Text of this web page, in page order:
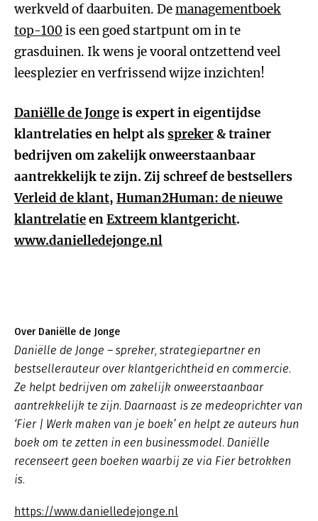
werkveld of daarbuiten. Demanagementboek
top-100 is een goed startpunt om in te
grasduinen. Ik wens je vooral ontzettend veel
leesplezier en verfrissend wijze inzichten!
Daniëlle de Jongeis expert in eigentijdse
klantrelaties en helpt alsspreker& trainer
bedrijven om zakelijk onweerstaanbaar
aantrekkelijk te zijn. Zij schreef de bestsellers
Verleid de klant, Human2Human: de nieuwe
klantrelatieenExtreem klantgericht.
www.danielledejonge.nl
Over Daniëlle de Jonge
Daniëlle de Jonge – spreker, strategiepartner en
bestsellerauteur over klantgerichtheid en commercie.
Ze helpt bedrijven om zakelijk onweerstaanbaar
aantrekkelijk te zijn. Daarnaast is ze medeoprichter van
‘Fier | Werk maken van je boek’ en helpt ze auteurs hun
boek om te zetten in een businessmodel. Daniëlle
recenseert geen boeken waarbij ze via Fier betrokken
is.
https://www.danielledejonge.nl